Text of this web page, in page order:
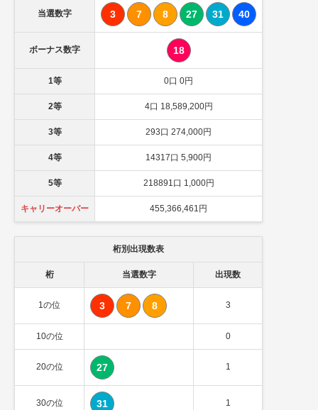
当選数字 3 7 8 27 31 40
ボーナス数字 18
1等 0口 0円
2等 4口 18,589,200円
3等 293口 274,000円
4等 14317口 5,900円
5等 218891口 1,000円
キャリーオーバー 455,366,461円
桁別出現数表
桁 当選数字 出現数
1の位 3 7 8 3
10の位 0
20の位 27 1
30の位 31 1